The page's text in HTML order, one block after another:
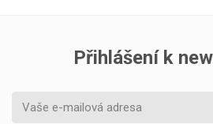
Přihlášení k